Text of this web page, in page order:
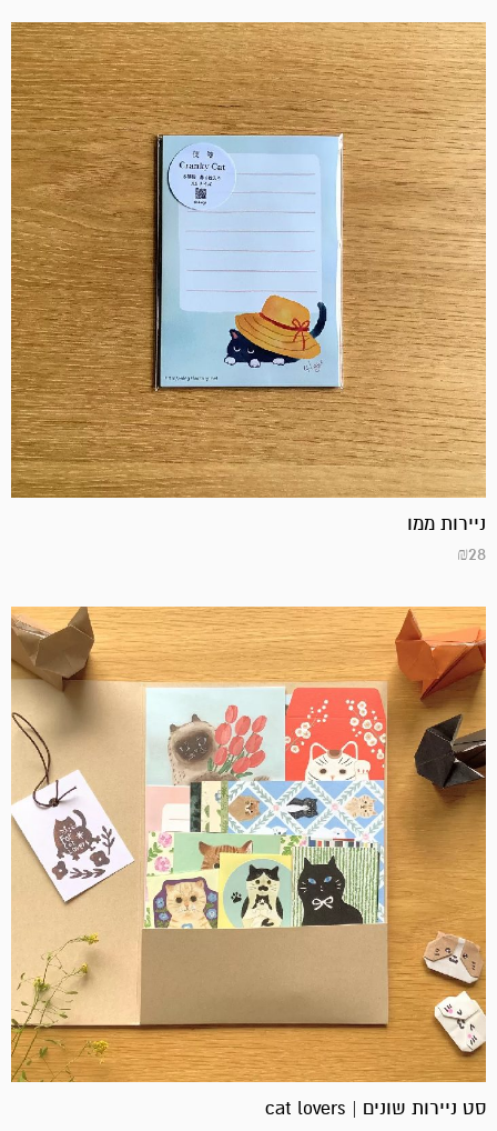
ניירות ממו
₪28
סט ניירות שונים | cat lovers